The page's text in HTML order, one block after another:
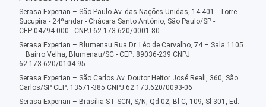
Serasa Experian – São Paulo Av. das Nações Unidas, 14.401 - Torre
Sucupira - 24ºandar - Chácara Santo Antônio, São Paulo/SP -
CEP:04794-000 - CNPJ 62.173.620/0001-80
Serasa Experian – Blumenau Rua Dr. Léo de Carvalho, 74 – Sala 1105
– Bairro Velha, Blumenau/SC - CEP: 89036-239 CNPJ
62.173.620/0104-95
Serasa Experian – São Carlos Av. Doutor Heitor José Reali, 360, São
Carlos/SP CEP: 13571-385 CNPJ 62.173.620/0093-06
Serasa Experian – Brasília ST SCN, S/N, Qd 02, Bl C, 109, Sl 301, Ed.